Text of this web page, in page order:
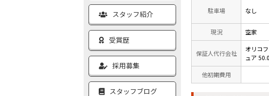
駐車場 なし
現況 空家
保証人代行会社
オリコ
ュア
他初期費用
スタッフ紹介
受賞歴
採用募集
スタッフブログ